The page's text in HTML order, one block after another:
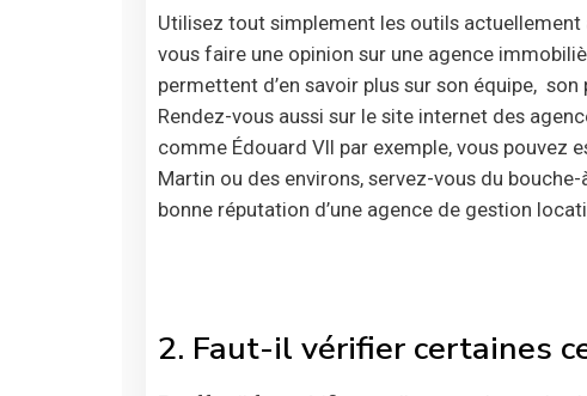
Utilisez tout simplement les outils
vous faire une opinion sur une agence
permettent d’en savoir plus sur son équipe,
Rendez-vous aussi sur le site internet des
comme Édouard VII par exemple, vous pouvez
Martin ou des environs, servez-vous du
bonne réputation d’une agence de gestion
2. Faut-il vérifier certaines